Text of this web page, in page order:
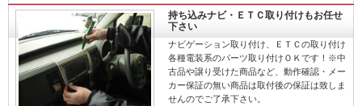
持ち込みナビ・ＥＴＣ取り付けもお任せ
下さい
ナビゲーション取り付け、ＥＴＣの取り付け
各種電装系のパーツ取り付けＯＫです！※中
古品や譲り受けた商品など、動作確認・メー
カー保証の無い商品は取付後の保証は致しま
せんのでご了承下さい。